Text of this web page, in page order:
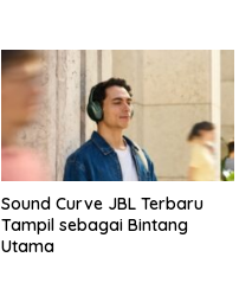
Sound Curve JBL Terbaru
Tampil sebagai Bintang
Utama